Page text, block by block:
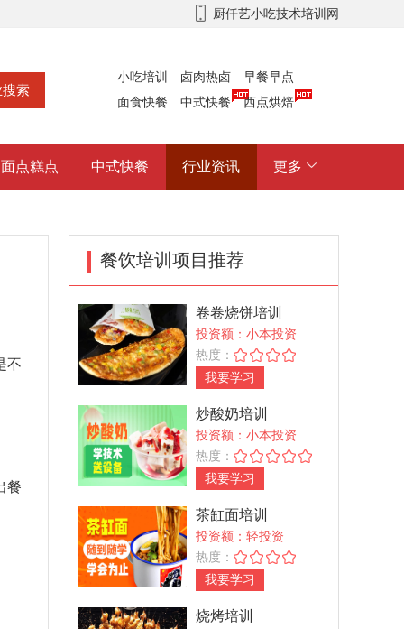
厨仟艺小吃技术培训网
小吃培训 卤肉热卤
早餐早点
面食快餐
中式快餐 西点烘焙
面点糕点 中式快餐 行业资讯 更多
不
餐
餐饮培训项目推荐
卷卷烧饼培训
投资额：小本投资
热度：
我要学习
炒酸奶培训
投资额：小本投资
热度：
我要学习
茶缸面培训
投资额：轻投资
热度：
我要学习
烧烤培训